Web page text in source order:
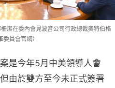
潔在委內會見波音公司行政總裁奧特伯格
員會官網）
是今年5月中美領導人會
由於雙方至今未正式簽署